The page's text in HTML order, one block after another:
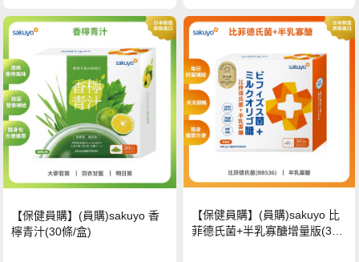
【保健員購】(員購)sakuyo 香
檸青汁(30條/盒)
【保健員購】(員購)sakuyo 比
菲德氏菌+半乳寡醣增量版(30